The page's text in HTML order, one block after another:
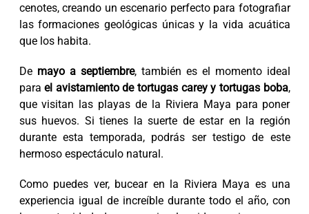
cenotes, creando un escenario perfecto para fotografiar
las formaciones geológicas únicas y la vida acuática
que los habita.
De mayo a septiembre, también es el momento ideal
parael avistamiento de tortugas carey y tortugas boba,
que visitan las playas de la Riviera Maya para poner
sus huevos. Si tienes la suerte de estar en la región
durante esta temporada, podrás ser testigo de este
hermoso espectáculo natural.
Como puedes ver, bucear en la Riviera Maya es una
experiencia igual de increíble durante todo el año, con